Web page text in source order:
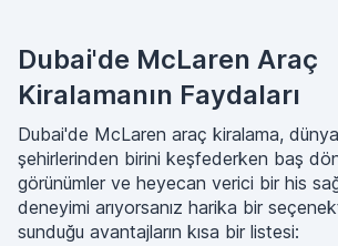
Dubai'de McLaren Araç
Kiralamanın Faydaları
Dubai'de McLaren araç kiralama,
şehirlerinden birini keşfederken baş
görünümler ve heyecan verici bir his
deneyimi arıyorsanız harika bir
sunduğu avantajların kısa bir listesi: